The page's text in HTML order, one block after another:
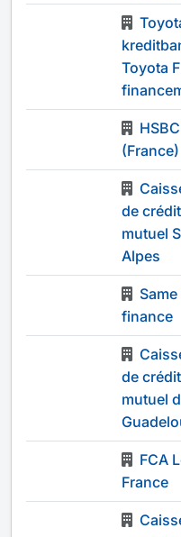
Toyota
(France)
de
mutuel
Alpes
finance
de
mutuel
FCA
France